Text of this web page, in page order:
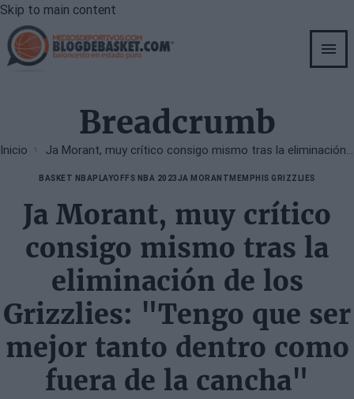
Skip to main content
Breadcrumb
Inicio Ja Morant, muy crítico consigo mismo tras la eliminación de los Grizzlies: "Tengo que ser mejor tanto dentro como fuera de la cancha"
BASKET NBAPLAYOFFS NBA 2023JA MORANT MEMPHIS GRIZZLIES
Ja Morant, muy crítico
consigo mismo tras la
eliminación de los
Grizzlies: "Tengo que ser
mejor tanto dentro como
fuera de la cancha"